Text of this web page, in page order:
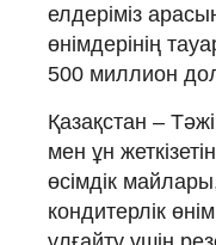
елдеріміз
өнімдерінің
500 миллион
Қазақстан –
мен ұн
өсімдік
кондитерлік